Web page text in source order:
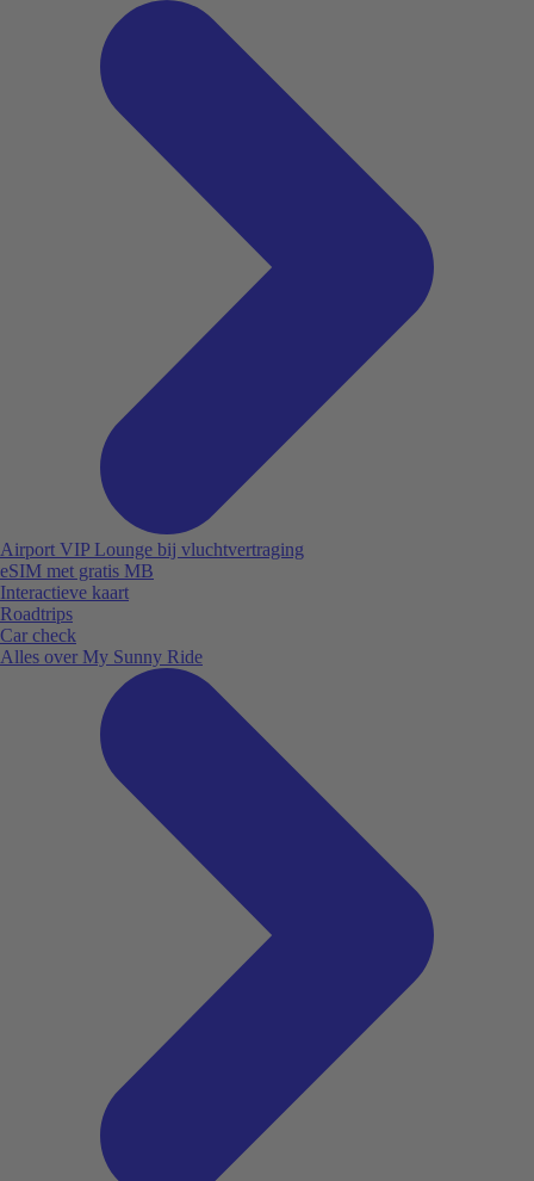
Airport VIP Lounge bij vluchtvertraging
eSIM met gratis MB
Interactieve kaart
Roadtrips
Car check
Alles over My Sunny Ride